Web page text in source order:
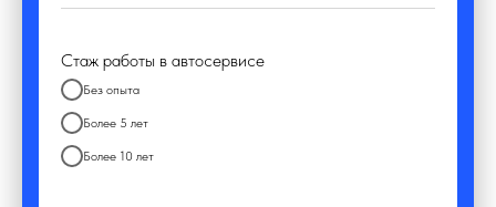
Стаж работы в автосервисе
Без опыта
Более 5 лет
Более 10 лет